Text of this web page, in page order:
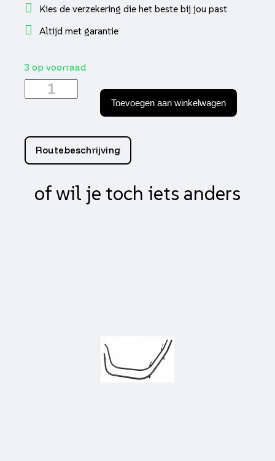
Kies de verzekering die het beste bij jou past
Altijd met garantie
3 op voorraad
Bus
Piaggio
onderstandaard
piaggio
4T,
centro
fly,
gts
Toevoegen aan winkelwagen
Routebeschrijving
of wil je toch iets anders